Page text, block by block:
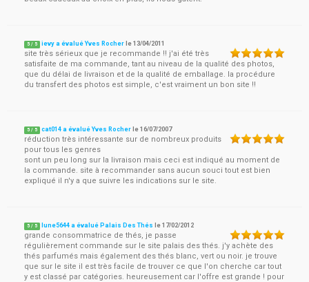
5 / 5 ievy a évalué Yves Rocher le13/04/2011
site très sérieux que je recommande !! j'ai été très
satisfaite de ma commande, tant au niveau de la qualité des photos,
que du délai de livraison et de la qualité de emballage. la procédure
du transfert des photos est simple, c'est vraiment un bon site !!
5 / 5 cat014 a évalué Yves Rocher le16/07/2007
réduction très intéressante sur de nombreux produits
pour tous les genres
sont un peu long sur la livraison mais ceci est indiqué au moment de
la commande. site à recommander sans aucun souci tout est bien
expliqué il n'y a que suivre les indications sur le site.
5 / 5 lune5644 a évalué Palais Des Thés le17/02/2012
grande consommatrice de thés, je passe
régulièrement commande sur le site palais des thés. j'y achète des
thés parfumés mais également des thés blanc, vert ou noir. je trouve
que sur le site il est très facile de trouver ce que l'on cherche car tout
y est classé par catégories. heureusement car l'offre est grande ! pour